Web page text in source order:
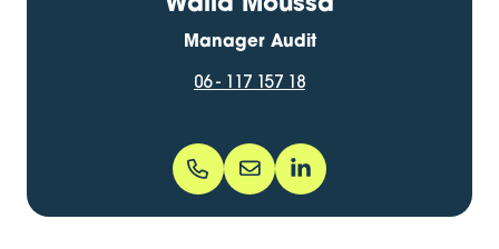
Walid Moussa
Manager Audit
06 - 117 157 18
06 - 117 157 18
walid.moussa@bentacera.nl
walid-moussa-3b413458/